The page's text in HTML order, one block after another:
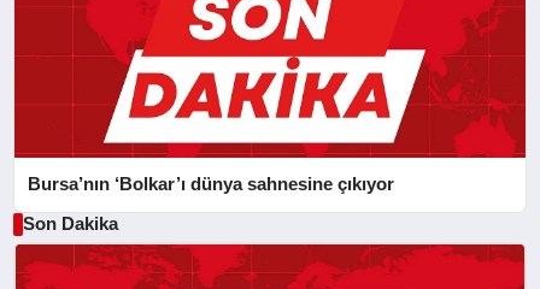
Bursa’nın ‘Bolkar’ı dünya sahnesine çıkıyor
Son Dakika